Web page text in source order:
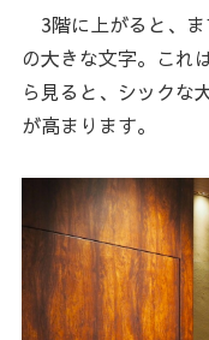
3階に上がると、ま
の大きな文字。こ
ら見ると、シックな
が高まります。